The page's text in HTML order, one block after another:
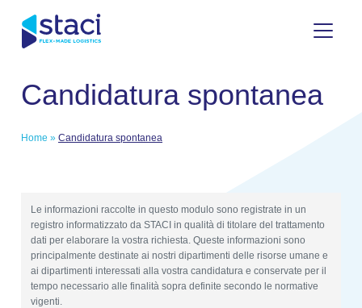
Italia
Candidatura spontanea
Home » Candidatura spontanea
Le informazioni raccolte in questo modulo sono registrate in un
registro informatizzato da STACI in qualità di titolare del trattamento
dati per elaborare la vostra richiesta. Queste informazioni sono
principalmente destinate ai nostri dipartimenti delle risorse umane e
ai dipartimenti interessati alla vostra candidatura e conservate per il
tempo necessario alle finalità sopra definite secondo le normative
vigenti.